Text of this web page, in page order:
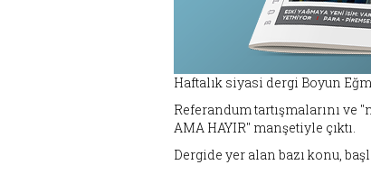
Haftalık siyasi dergi Boyun
Referandum tartışmalarını ve
AMA HAYIR" manşetiyle çıktı.
Dergide yer alan bazı konu,